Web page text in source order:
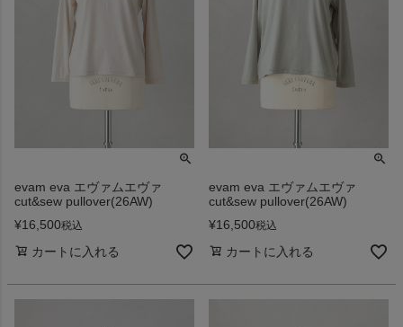
evam eva エヴァムエヴァ
cut&sew pullover(26AW)
¥16,500税込
カートに入れる
evam eva エヴァムエヴァ
cut&sew pullover(26AW)
¥16,500税込
カートに入れる